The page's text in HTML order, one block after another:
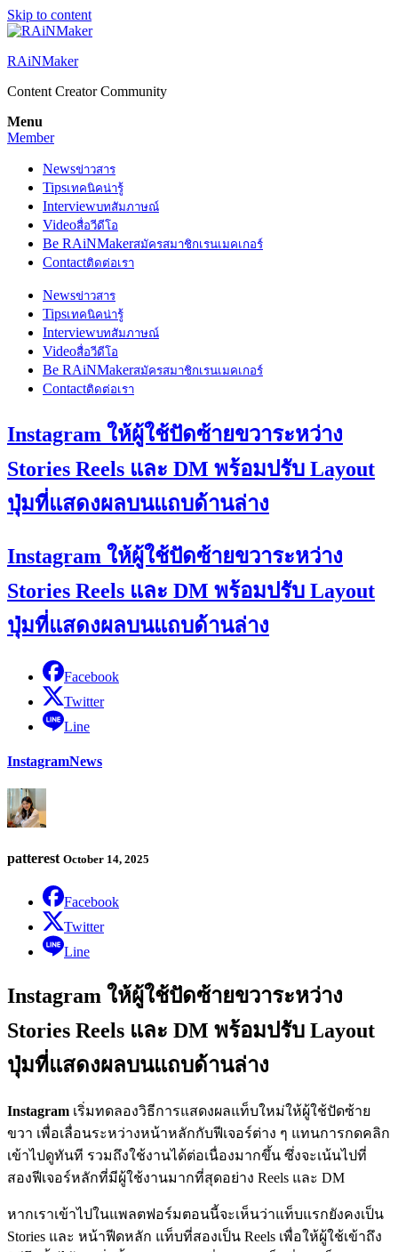
Skip to content
RAiNMaker
Content Creator Community
Menu
Member
Newsข่าวสาร
Tipsเทคนิคน่ารู้
Interviewบทสัมภาษณ์
Videoสื่อวีดีโอ
Be RAiNMakerสมัครสมาชิกเรนเมคเกอร์
Contactติดต่อเรา
Newsข่าวสาร
Tipsเทคนิคน่ารู้
Interviewบทสัมภาษณ์
Videoสื่อวีดีโอ
Be RAiNMakerสมัครสมาชิกเรนเมคเกอร์
Contactติดต่อเรา
Instagram ให้ผู้ใช้ปัดซ้ายขวาระหว่าง
Stories Reels และ DM พร้อมปรับ Layout
ปุ่มที่แสดงผลบนแถบด้านล่าง
Instagram ให้ผู้ใช้ปัดซ้ายขวาระหว่าง
Stories Reels และ DM พร้อมปรับ Layout
ปุ่มที่แสดงผลบนแถบด้านล่าง
Facebook
Twitter
Line
InstagramNews
patterest October 14, 2025
Facebook
Twitter
Line
Instagram ให้ผู้ใช้ปัดซ้ายขวาระหว่าง
Stories Reels และ DM พร้อมปรับ Layout
ปุ่มที่แสดงผลบนแถบด้านล่าง
Instagram เริ่มทดลองวิธีการแสดงผลแท็บใหม่ให้ผู้ใช้ปัดซ้าย
ขวา เพื่อเลื่อนระหว่างหน้าหลักกับฟีเจอร์ต่าง ๆ แทนการกดคลิก
เข้าไปดูทันที รวมถึงใช้งานได้ต่อเนื่องมากขึ้น ซึ่งจะเน้นไปที่
สองฟีเจอร์หลักที่มีผู้ใช้งานมากที่สุดอย่าง Reels และ DM
หากเราเข้าไปในแพลตฟอร์มตอนนี้จะเห็นว่าแท็บแรกยังคงเป็น
Stories และ หน้าฟีดหลัก แท็บที่สองเป็น Reels เพื่อให้ผู้ใช้เข้าถึง